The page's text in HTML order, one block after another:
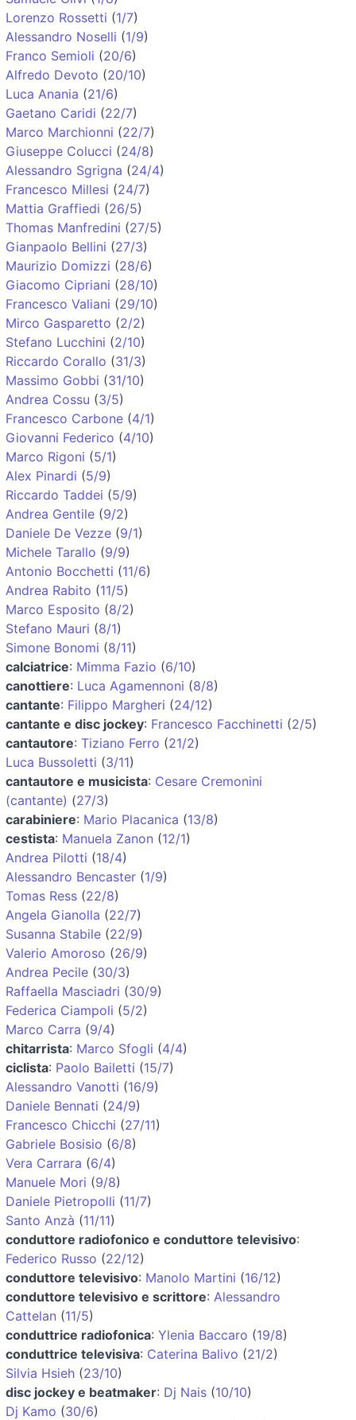
Lorenzo Rossetti (1/7)
Alessandro Noselli (1/9)
Franco Semioli (20/6)
Alfredo Devoto (20/10)
Luca Anania (21/6)
Gaetano Caridi (22/7)
Marco Marchionni (22/7)
Giuseppe Colucci (24/8)
Alessandro Sgrigna (24/4)
Francesco Millesi (24/7)
Mattia Graffiedi (26/5)
Thomas Manfredini (27/5)
Gianpaolo Bellini (27/3)
Maurizio Domizzi (28/6)
Giacomo Cipriani (28/10)
Francesco Valiani (29/10)
Mirco Gasparetto (2/2)
Stefano Lucchini (2/10)
Riccardo Corallo (31/3)
Massimo Gobbi (31/10)
Andrea Cossu (3/5)
Francesco Carbone (4/1)
Giovanni Federico (4/10)
Marco Rigoni (5/1)
Alex Pinardi (5/9)
Riccardo Taddei (5/9)
Andrea Gentile (9/2)
Daniele De Vezze (9/1)
Michele Tarallo (9/9)
Antonio Bocchetti (11/6)
Andrea Rabito (11/5)
Marco Esposito (8/2)
Stefano Mauri (8/1)
Simone Bonomi (8/11)
calciatrice: Mimma Fazio (6/10)
canottiere: Luca Agamennoni (8/8)
cantante: Filippo Margheri (24/12)
cantante e disc jockey: Francesco Facchinetti (2/5)
cantautore: Tiziano Ferro (21/2)
Luca Bussoletti (3/11)
cantautore e musicista: Cesare Cremonini
(cantante) (27/3)
carabiniere: Mario Placanica (13/8)
cestista: Manuela Zanon (12/1)
Andrea Pilotti (18/4)
Alessandro Bencaster (1/9)
Tomas Ress (22/8)
Angela Gianolla (22/7)
Susanna Stabile (22/9)
Valerio Amoroso (26/9)
Andrea Pecile (30/3)
Raffaella Masciadri (30/9)
Federica Ciampoli (5/2)
Marco Carra (9/4)
chitarrista: Marco Sfogli (4/4)
ciclista: Paolo Bailetti (15/7)
Alessandro Vanotti (16/9)
Daniele Bennati (24/9)
Francesco Chicchi (27/11)
Gabriele Bosisio (6/8)
Vera Carrara (6/4)
Manuele Mori (9/8)
Daniele Pietropolli (11/7)
Santo Anzà (11/11)
conduttore radiofonico e conduttore televisivo:
Federico Russo (22/12)
conduttore televisivo: Manolo Martini (16/12)
conduttore televisivo e scrittore: Alessandro
Cattelan (11/5)
conduttrice radiofonica: Ylenia Baccaro (19/8)
conduttrice televisiva: Caterina Balivo (21/2)
Silvia Hsieh (23/10)
disc jockey e beatmaker: Dj Nais (10/10)
Dj Kamo (30/6)